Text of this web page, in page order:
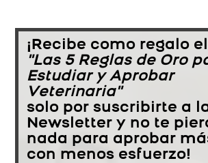
¡Recibe como regalo
"Las 5 Reglas de Oro
Estudiar y Aprobar
Veterinaria"
solo por suscribirte a
Newsletter y no te
nada para aprobar
con menos esfuerzo!